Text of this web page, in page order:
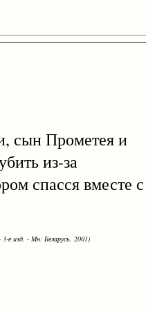
сын Прометея и
из-за
спасся вместе с
е изд. - Мн: Беларусь, 2001)